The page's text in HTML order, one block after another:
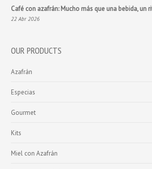
Café con azafrán: Mucho más que una bebida, un
22 Abr 2026
OUR PRODUCTS
Azafrán
Especias
Gourmet
Kits
Miel con Azafrán